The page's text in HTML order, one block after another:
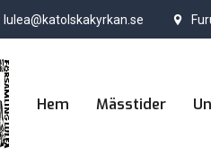
lulea@katolskakyrkan.se
Hem Mässtider